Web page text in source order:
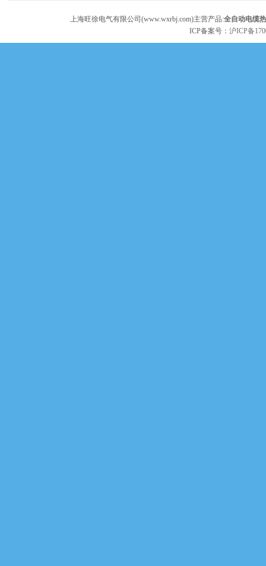
上海旺徐电气有限公司(www.wxrbj.com)主营产品:全自动电缆
ICP备案号：沪ICP备